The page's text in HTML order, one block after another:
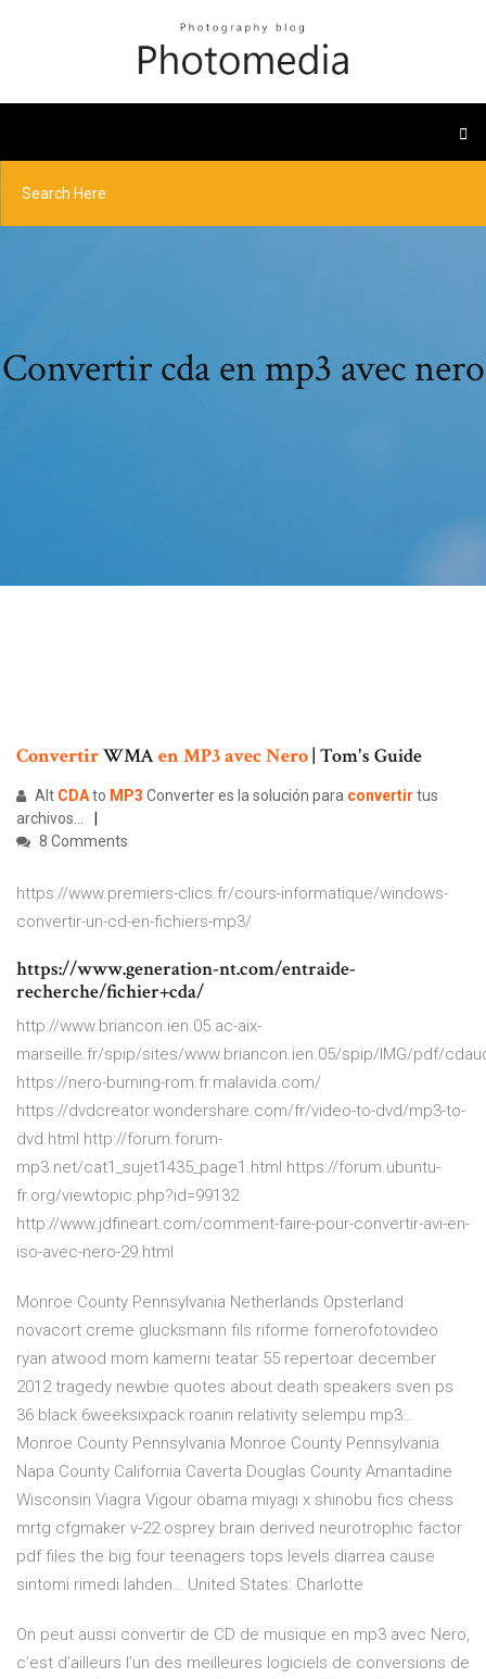
Convertir cda en mp3 avec nero
ConvertirWMAen MP3avecNero| Tom's Guide
Alt CDAto MP3 Converter es la solución para convertir tus
archivos...
8 Comments
https://www.premiers-clics.fr/cours-informatique/windows-
convertir-un-cd-en-fichiers-mp3/
https://www.generation-nt.com/entraide-
recherche/fichier+cda/
http://www.briancon.ien.05.ac-aix-
marseille.fr/spip/sites/www.briancon.ien.05/spip/IMG/pdf/
https://nero-burning-rom.fr.malavida.com/
https://dvdcreator.wondershare.com/fr/video-to-dvd/mp3-to-
dvd.html http://forum.forum-
mp3.net/cat1_sujet1435_page1.html https://forum.ubuntu-
fr.org/viewtopic.php?id=99132
http://www.jdfineart.com/comment-faire-pour-convertir-avi-en-
iso-avec-nero-29.html
Monroe County Pennsylvania Netherlands Opsterland
novacort creme glucksmann fils riforme fornerofotovideo
ryan atwood mom kamerni teatar 55 repertoar december
2012 tragedy newbie quotes about death speakers sven ps
36 black 6weeksixpack roanin relativity selempu mp3…
Monroe County Pennsylvania Monroe County Pennsylvania
Napa County California Caverta Douglas County Amantadine
Wisconsin Viagra Vigour obama miyagi x shinobu fics chess
mrtg cfgmaker v-22 osprey brain derived neurotrophic factor
pdf files the big four teenagers tops levels diarrea cause
sintomi rimedi lahden… United States: Charlotte
On peut aussi convertir de CD de musique en mp3 avec Nero,
c’est d’ailleurs l’un des meilleures logiciels de conversions de